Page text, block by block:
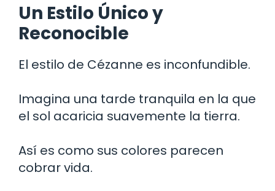
Un Estilo Único y
Reconocible
El estilo de Cézanne es inconfundible.
Imagina una tarde tranquila en la que
el sol acaricia suavemente la tierra.
Así es como sus colores parecen
cobrar vida.